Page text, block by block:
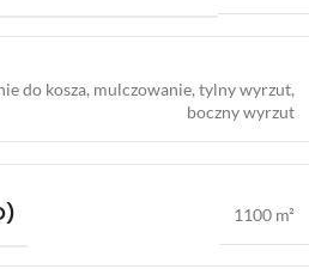
do kosza, mulczowanie, tylny wyrzut,
boczny wyrzut
1100 m²